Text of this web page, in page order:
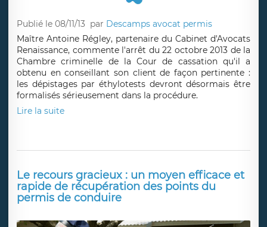
Publié le 08/11/13 par Descamps avocat permis
Maître Antoine Régley, partenaire du Cabinet d'Avocats
Renaissance, commente l'arrêt du 22 octobre 2013 de la
Chambre criminelle de la Cour de cassation qu'il a
obtenu en conseillant son client de façon pertinente :
les dépistages par éthylotests devront désormais être
formalisés sérieusement dans la procédure.
Lire la suite
Le recours gracieux : un moyen efficace et
rapide de récupération des points du
permis de conduire